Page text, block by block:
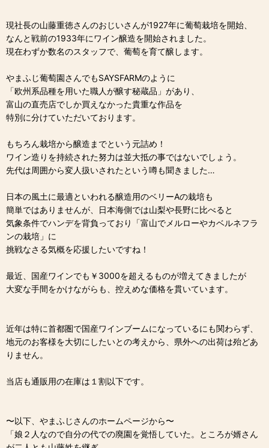
現社長の山藤重徳さんのおじいさんが1927年に葡萄栽培を開始、
なんと戦前の1933年にワイン醸造を開始されました。
現在わずか数名のスタッフで、葡萄を育て醸します。
やまふじ葡萄園さんでもSAYSFARMのように
「欧州系品種を用いた職人が醸す秘蔵品」があり、
富山の直売店でしか買えなかった貴重な作品を
特別に分けていただいております。
もちろん栽培から醸造までという元詰め！
ワイン造りを持続された努力は並大抵の事ではないでしょう。
先代は周囲から変人扱いされたという噂も聞きました…
日本の風土に最適といわれる醸造用のベリーAの栽培も
簡単ではありませんが、日本海側では山梨や長野に比べると
気象条件でハンデを背負っており「富山でメルローやカベルネフラ
ンの栽培」に
挑戦なさる気概を応援したいですね！
最近、国産ワインでも￥3000を超えるものが増えてきましたが
大変な手間をかけながらも、控えめな価格を貫いています。
近年は特に首都圏で国産ワインブームになっているにも関わらず、
地元のお客様を大切にしたいとの考えから、県外への出荷は殆どあ
りません。
当店も通販用の在庫は１割以下です。
〜以下、やまふじさんのホームページから〜
「娘２人なので自分の代での廃園を覚悟していた。ところが婿さん